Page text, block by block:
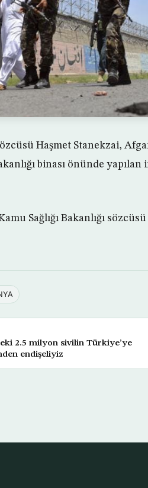
Haşmet Stanekzai,
binası önünde
Sağlığı Bakanlığı
2.5 milyon sivilin Türkiye’ye
endişeliyiz